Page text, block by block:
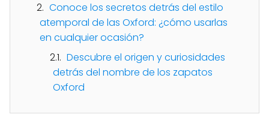
Conoce los secretos detrás del estilo
atemporal de las Oxford: ¿cómo usarlas
en cualquier ocasión?
Descubre el origen y curiosidades
detrás del nombre de los zapatos
Oxford